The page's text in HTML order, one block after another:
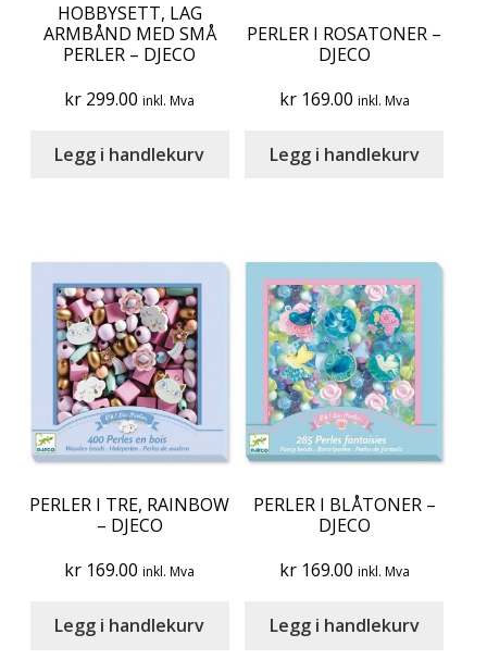
HOBBYSETT, LAG
ARMBÅND MED SMÅ
PERLER – DJECO
kr 299.00 inkl. Mva
Legg i handlekurv
PERLER I ROSATONER –
DJECO
kr169.00 inkl. Mva
Legg i handlekurv
PERLER I TRE, RAINBOW
– DJECO
kr 169.00 inkl. Mva
Legg i handlekurv
PERLER I BLÅTONER –
DJECO
kr169.00 inkl. Mva
Legg i handlekurv